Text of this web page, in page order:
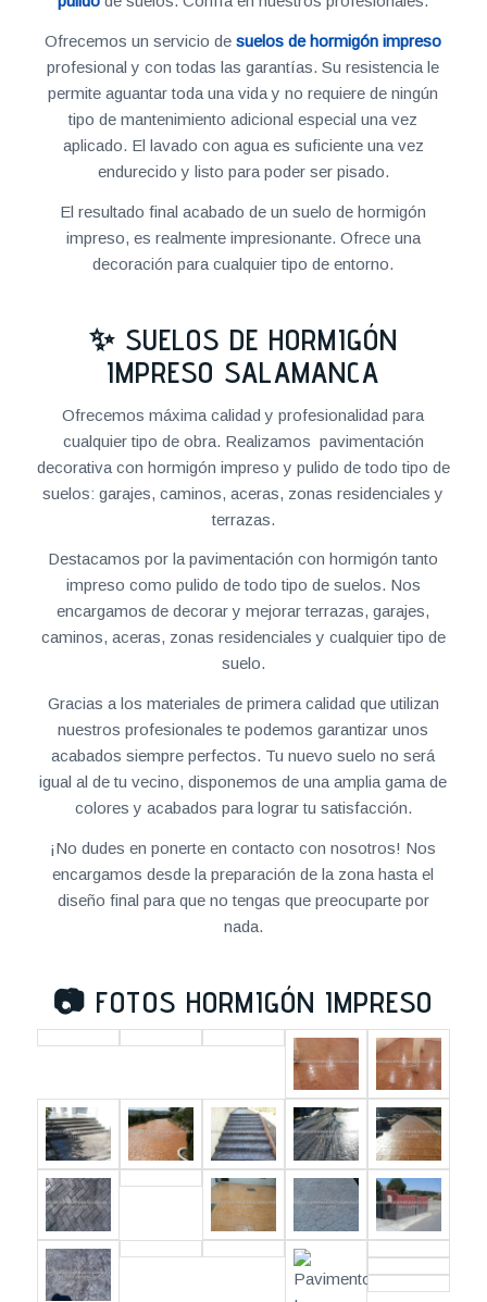
Ofrecemos un servicio desuelos de hormigón impreso
profesional y con todas las garantías. Su resistencia le
permite aguantar toda una vida y no requiere de ningún
tipo de mantenimiento adicional especial una vez
aplicado. El lavado con agua es suficiente una vez
endurecido y listo para poder ser pisado.
El resultado final acabado de un suelo de hormigón
impreso, es realmente impresionante. Ofrece una
decoración para cualquier tipo de entorno.
✨ SUELOS DE HORMIGÓN
IMPRESO SALAMANCA
Ofrecemos máxima calidad y profesionalidad para
cualquier tipo de obra. Realizamos pavimentación
decorativa con hormigón impreso y pulido de todo tipo de
suelos: garajes, caminos, aceras, zonas residenciales y
terrazas.
Destacamos por la pavimentación con hormigón tanto
impreso como pulido de todo tipo de suelos. Nos
encargamos de decorar y mejorar terrazas, garajes,
caminos, aceras, zonas residenciales y cualquier tipo de
suelo.
Gracias a los materiales de primera calidad que utilizan
nuestros profesionales te podemos garantizar unos
acabados siempre perfectos. Tu nuevo suelo no será
igual al de tu vecino, disponemos de una amplia gama de
colores y acabados para lograr tu satisfacción.
¡No dudes en ponerte en contacto con nosotros! Nos
encargamos desde la preparación de la zona hasta el
diseño final para que no tengas que preocuparte por
nada.
📷 FOTOS HORMIGÓN IMPRESO